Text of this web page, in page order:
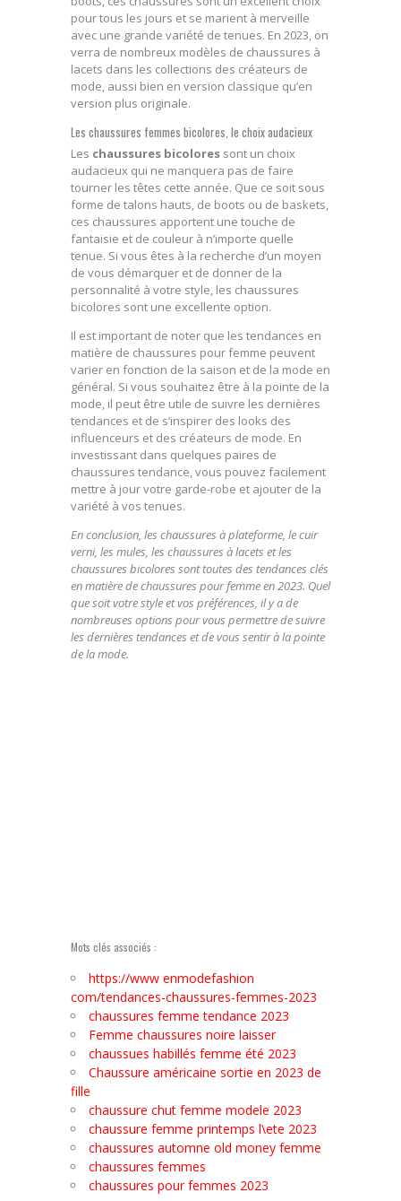
pour tous les jours et se marient à merveille
avec une grande variété de tenues. En 2023, on
verra de nombreux modèles de chaussures à
lacets dans les collections des créateurs de
mode, aussi bien en version classique qu’en
version plus originale.
Les chaussures femmes bicolores, le choix audacieux
Les chaussures bicolores sont un choix
audacieux qui ne manquera pas de faire
tourner les têtes cette année. Que ce soit sous
forme de talons hauts, de boots ou de baskets,
ces chaussures apportent une touche de
fantaisie et de couleur à n’importe quelle
tenue. Si vous êtes à la recherche d’un moyen
de vous démarquer et de donner de la
personnalité à votre style, les chaussures
bicolores sont une excellente option.
Il est important de noter que les tendances en
matière de chaussures pour femme peuvent
varier en fonction de la saison et de la mode en
général. Si vous souhaitez être à la pointe de la
mode, il peut être utile de suivre les dernières
tendances et de s’inspirer des looks des
influenceurs et des créateurs de mode. En
investissant dans quelques paires de
chaussures tendance, vous pouvez facilement
mettre à jour votre garde-robe et ajouter de la
variété à vos tenues.
En conclusion, les chaussures à plateforme, le cuir
verni, les mules, les chaussures à lacets et les
chaussures bicolores sont toutes des tendances clés
en matière de chaussures pour femme en 2023. Quel
que soit votre style et vos préférences, il y a de
nombreuses options pour vous permettre de suivre
les dernières tendances et de vous sentir à la pointe
de la mode.
Mots clés associés :
https://www enmodefashion
com/tendances-chaussures-femmes-2023
chaussures femme tendance 2023
Femme chaussures noire laisser
chaussues habillés femme été 2023
Chaussure américaine sortie en 2023 de
fille
chaussure chut femme modele 2023
chaussure femme printemps l\ete 2023
chaussures automne old money femme
chaussures femmes
chaussures pour femmes 2023